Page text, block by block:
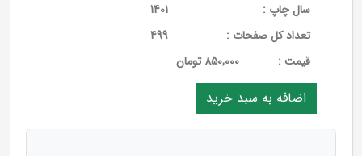
سال چاپ :
1401
تعداد کل صفحات :
499
قيمت :
850,000 تومان